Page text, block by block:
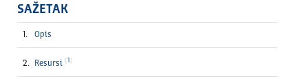
SAŽETAK
Opis
Resursi 1